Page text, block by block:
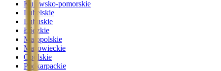
Kujawsko-pomorskie
Lubelskie
Lubuskie
Łódzkie
Małopolskie
Mazowieckie
Opolskie
Podkarpackie